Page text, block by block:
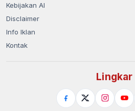
Kebijakan AI
Disclaimer
Info Iklan
Kontak
Lingkar